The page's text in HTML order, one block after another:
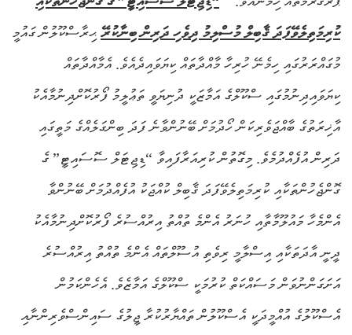
ކުރިމަތިލެވޭފަދަ ޤާބިލް މުސްލިމު ދިވެހި ދަރިން ބިނާކުރޭ ޙިރާސްކޫލުން ގައުމީ
މުގައްރަރުގައި ހިމެނޭ ހުރިހާ މާއްދާތައް ކިޔަވައިދެއެވެ. އެމާއްދާތައް
ކިޔަވައިދިނުމުގައި ސްކޫލްގެ އަމާޒަކީ ދުނިޔަވީ ތަޢުލީމު ފޯރުކޮށްދިނުމާއެކު
އާޚިރަތުގެ ބާއްޖަވެރިކަން ހޯދުމަށް ބޭނުންވާނެ ފަދަ ބިންގަލެއްގެ މަތީގައި
ދަރިން އުފެއްދުމެވެ. މިގޮތުން ކުރިއަރާފައިވާ “ޑިޖިޓަލް ސޮސައިޓީ” ގެ
ގޮންޖެހުންތަކާއި ކުރިމަތިލެވޭފަދަ ޤާބިލް ކުއްޖަކު އުފެއްދުމަށް ބޭނުންވާ
އެންމެހާ މައުލޫމާތާއި ހުނަރު އެންމެ ތުއްތު އިރުއްސުރެ ފޯރުކޮށްދިނުމާއެކު
ދީނީ އާދަތަކާއި އިސްލާމީ ރިވެތި އުސޫލްތައް އެންމެ ތުއްތު އިރުއްސުރެ
އަށަގަންނުވަން މަސައްކަތް ކުރުމަކީ ސްކޫލްގެ އަމާޒެވެ. އެހެންކަމުން
އެސްކޫލުގެ އުއްމީދަކީ އެސްކޫލުން ތައްޔާރުކުރާ ޖީލުގެ ސައިންސްވެރިންނާއި